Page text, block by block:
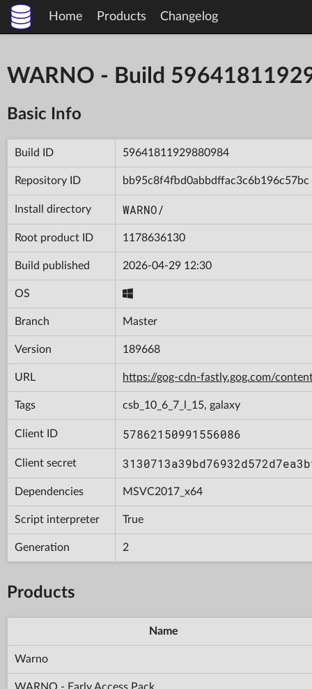
Home Products Changelog
WARNO - Build
Basic Info
Build ID 59641811929880984
Repository ID bb95c8f4fbd0abbdffac3c6b196c57bc
Install directory WARNO/
Root product ID 1178636130
Build published 2026-04-29 12:30
OS
Branch Master
Version 189668
URL https://gog-cdn-fastly.gog.com/
Tags csb_10_6_7_l_15, galaxy
Client ID 57862150991556086
Client secret
Dependencies MSVC2017_x64
Script interpreter True
Generation 2
Products
Name
Warno
WARNO - Early Access Pack